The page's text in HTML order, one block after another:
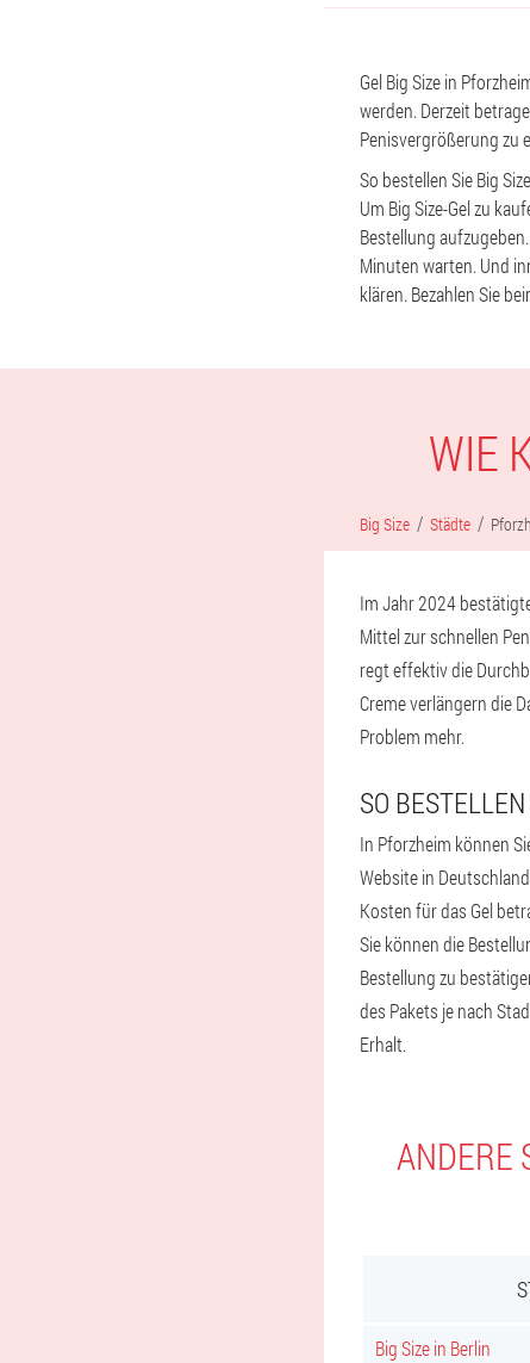
Gel Big Size in
werden. Derzeit
Penisvergrößerung zu
So bestellen Sie Big
Um Big Size-Gel zu
Bestellung
Minuten warten. Und
klären. Bezahlen Sie
WIE
Big Size Städte
Im Jahr 2024
Mittel zur schnellen
regt effektiv die
Creme verlängern die
Problem mehr.
SO
In Pforzheim können
Website in
Kosten für das Gel
Sie können die
Bestellung zu
des Pakets je nach
Erhalt.
ANDERE
Big Size in Berlin